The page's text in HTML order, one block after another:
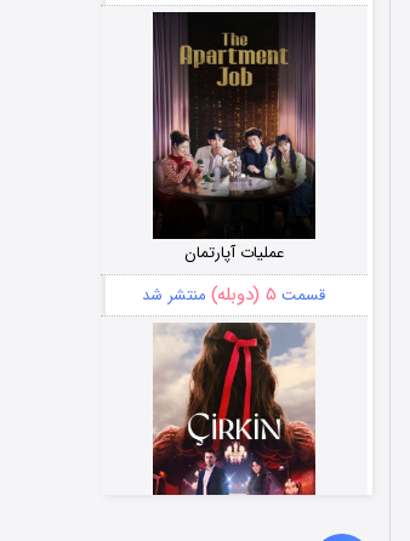
عملیات آپارتمان
قسمت ۵ (دوبله) منتشر شد